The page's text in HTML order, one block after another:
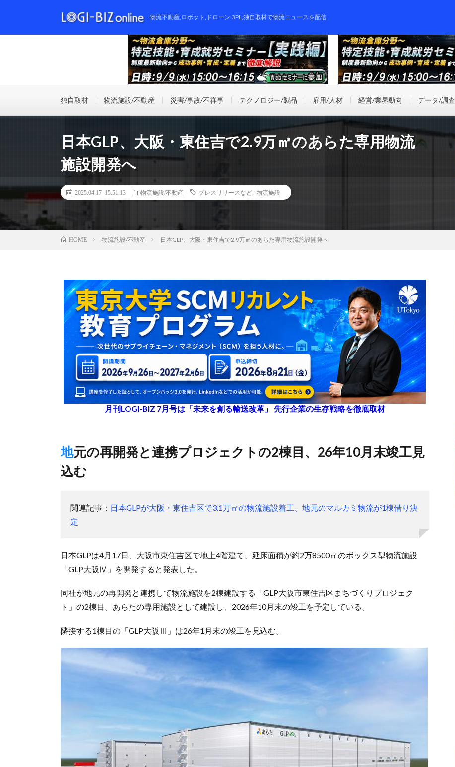
物流不動産,ロボット,ドローン,3PL,独自取材で物流ニュースを配信
独自取材 物流施設/不動産 災害/事故/不祥事 テクノロジー/製品 雇用/人材 経営/業界動向 データ/調査
日本GLP、大阪・東住吉で2.9万㎡のあらた専用物流
施設開発へ
2025.04.17 15:51:13 物流施設/不動産 プレスリリースなど 物流施設
HOME 物流施設/不動産 日本GLP、大阪・東住吉で2.9万㎡のあらた専用物流施設開発へ
月刊LOGI-BIZ 7月号は「未来を創る輸送改革」 先行企業の生存戦略を徹底取材
地元の再開発と連携プロジェクトの2棟目、26年10月末竣工見
込む
関連記事： 日本GLPが大阪・東住吉区で3.1万㎡の物流施設着工、地元のマルカミ物流が1棟借り決
定
日本GLPは4月17日、大阪市東住吉区で地上4階建て、延床面積が約2万8500㎡のボックス型物流施設
「GLP大阪Ⅳ」を開発すると発表した。
同社が地元の再開発と連携して物流施設を2棟建設する「GLP大阪市東住吉区まちづくりプロジェク
ト」の2棟目。あらたの専用施設として建設し、2026年10月末の竣工を予定している。
隣接する1棟目の「GLP大阪Ⅲ」は26年1月末の竣工を見込む。